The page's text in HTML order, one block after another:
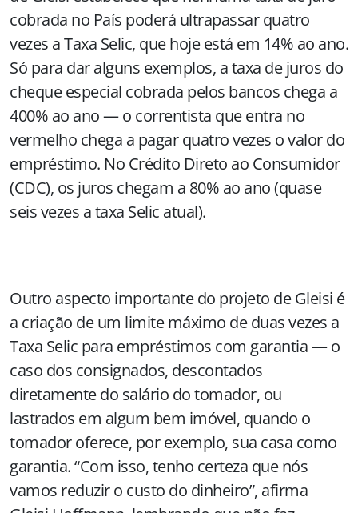
cobrada no País poderá ultrapassar quatro
vezes a Taxa Selic, que hoje está em 14% ao ano.
Só para dar alguns exemplos, a taxa de juros do
cheque especial cobrada pelos bancos chega a
400% ao ano — o correntista que entra no
vermelho chega a pagar quatro vezes o valor do
empréstimo. No Crédito Direto ao Consumidor
(CDC), os juros chegam a 80% ao ano (quase
seis vezes a taxa Selic atual).
Outro aspecto importante do projeto de Gleisi é
a criação de um limite máximo de duas vezes a
Taxa Selic para empréstimos com garantia — o
caso dos consignados, descontados
diretamente do salário do tomador, ou
lastrados em algum bem imóvel, quando o
tomador oferece, por exemplo, sua casa como
garantia. “Com isso, tenho certeza que nós
vamos reduzir o custo do dinheiro”, afirma